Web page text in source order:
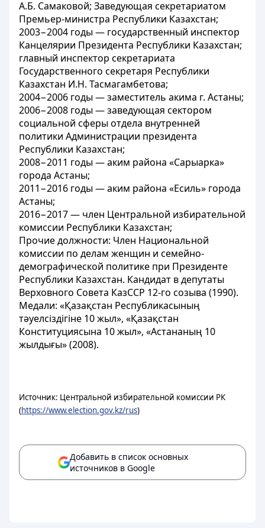
А.Б. Самаковой; Заведующая секретариатом
Премьер-министра Республики Казахстан;
2003−2004 годы — государственный инспектор
Канцелярии Президента Республики Казахстан;
главный инспектор секретариата
Государственного секретаря Республики
Казахстан И.Н. Тасмагамбетова;
2004−2006 годы — заместитель акима г. Астаны;
2006−2008 годы — заведующая сектором
социальной сферы отдела внутренней
политики Администрации президента
Республики Казахстан;
2008−2011 годы — аким района «Сарыарка»
города Астаны;
2011−2016 годы — аким района «Есиль» города
Астаны;
2016−2017 — член Центральной избирательной
комиссии Республики Казахстан;
Прочие должности: Член Национальной
комиссии по делам женщин и семейно-
демографической политике при Президенте
Республики Казахстан. Кандидат в депутаты
Верховного Совета КазССР 12-го созыва (1990).
Медали: «Қазақстан Республикасының
тәуелсіздігіне 10 жыл», «Қазақстан
Конституциясына 10 жыл», «Астананың 10
жылдығы» (2008).
Источник: Центральной избирательной комиссии РК
(https://www.election.gov.kz/rus)
Добавить в список основных
источников в Google